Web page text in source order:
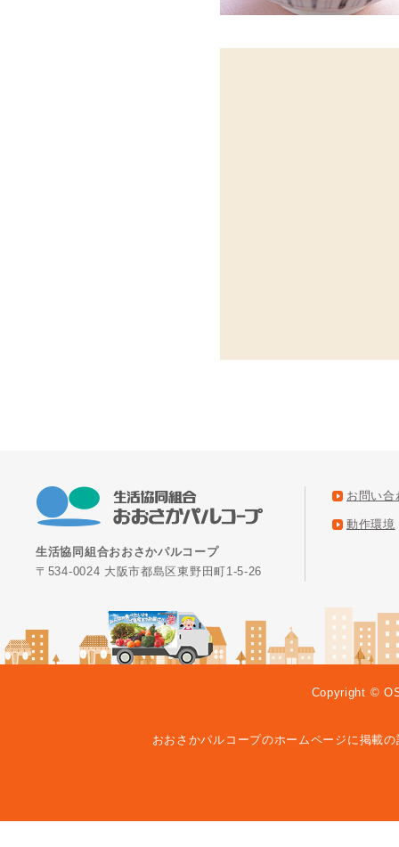
生活協同組合おおさかパルコープ
〒534-0024 大阪市都島区東野田町1-5-26
お問い合
動作環境
Copyright ©
おおさかパルコープのホームページに掲載の